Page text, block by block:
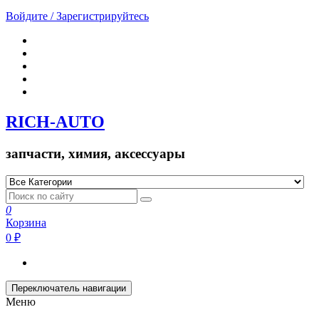
Войдите / Зарегистрируйтесь
RICH-AUTO
запчасти, химия, аксессуары
0
Корзина
0 ₽
Переключатель навигации
Меню